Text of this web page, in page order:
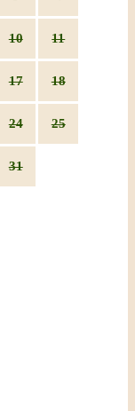
10 11
17 18
24 25
31